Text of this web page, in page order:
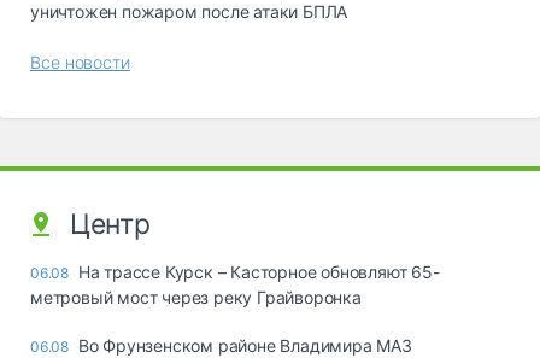
уничтожен пожаром после атаки БПЛА
Все новости
Центр
06.08 На трассе Курск – Касторное обновляют 65-
метровый мост через реку Грайворонка
06.08 Во Фрунзенском районе Владимира МАЗ